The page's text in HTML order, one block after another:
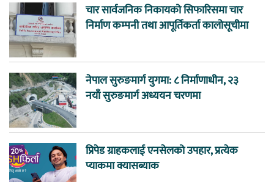
चार सार्वजनिक निकायको सिफारिसमा चार
निर्माण कम्पनी तथा आपूर्तिकर्ता कालोसूचीमा
नेपाल सुरुङमार्ग युगमा: ८ निर्माणाधीन, २३
नयाँ सुरुङमार्ग अध्ययन चरणमा
प्रिपेड ग्राहकलाई एनसेलको उपहार, प्रत्येक
प्याकमा क्यासब्याक